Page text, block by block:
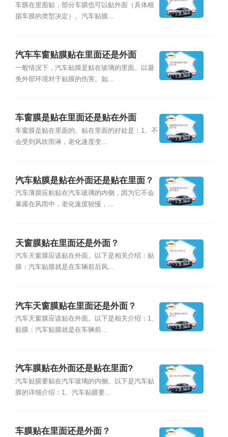
车膜在里面贴，部分车膜也可以贴外面（具体根
据车膜的类型决定）。汽车贴膜...
汽车车窗贴膜贴在里面还是外面
一般情况下，汽车贴膜是贴在玻璃的里面。以避
免外部环境对于贴膜的伤害。如...
车窗膜是贴在里面还是贴在外面
车窗膜是贴在里面的。贴在里面的好处是：1、不
会受到风吹雨淋，老化速度变...
汽车贴膜是贴在外面还是贴在里面？
汽车薄膜应粘贴在汽车玻璃的内侧，因为它不会
暴露在风雨中，老化速度较慢，...
天窗膜贴在里面还是外面？
汽车天窗膜应该贴在外面。以下是相关介绍：贴
膜：汽车贴膜就是在车辆前后风...
汽车天窗膜贴在里面还是外面？
汽车天窗膜应该贴在外面。以下是相关介绍：1、
贴膜：汽车贴膜就是在车辆前...
汽车膜贴在外面还是贴在里面?
汽车贴膜要贴在汽车玻璃的内侧。以下是汽车贴
膜的详细介绍：1、汽车贴膜要...
车膜贴在里面还是外面？